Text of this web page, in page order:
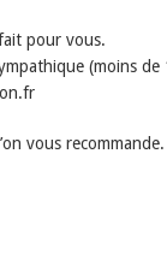
pour vous.
(moins
vous recommande.